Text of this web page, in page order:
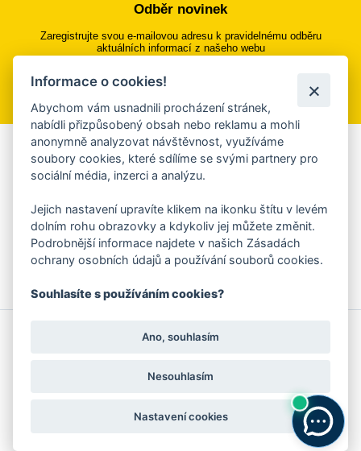
Odběr novinek
Zaregistrujte svou e-mailovou adresu k pravidelnému odběru
aktuálních informací z našeho webu
Přihlásit se k odběru
Aplikace Mobilní rozhlas
Chcete dostávat do svého mobilu či mailu upozornění na
ankety, pozvánky na kulturní a sportovní akce?
Více informací o aplikaci
Ochrana osobních údajů
Informace o cookies!
Abychom vám usnadnili procházení stránek,
nabídli přizpůsobený obsah nebo reklamu a mohli
anonymně analyzovat návštěvnost, využíváme
soubory cookies, které sdílíme se svými partnery pro
sociální média, inzerci a analýzu.
Jejich nastavení upravíte klikem na ikonku štítu v levém
dolním rohu obrazovky a kdykoliv jej můžete změnit.
Podrobnější informace najdete v našich Zásadách
ochrany osobních údajů a používání souborů cookies.
Souhlasíte s používáním cookies?
Ano, souhlasím
Nesouhlasím
Nastavení cookies